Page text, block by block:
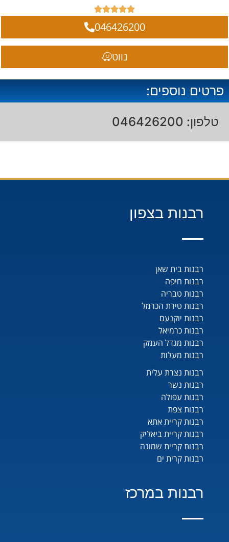





046426200
נווט
פרטים נוספים:
טלפון: 046426200
רבנות בצפון
רבנות בית שאן
רבנות חיפה
רבנות טבריה
רבנות טירת הכרמל
רבנות יוקנעם
רבנות כרמיאל
רבנות מגדל העמק
רבנות מעלות
רבנות נצרת עלית
רבנות נשר
רבנות עפולה
רבנות צפת
רבנות קריית אתא
רבנות קריית ביאליק
רבנות קריית שמונה
רבנות קרית ים
רבנות במרכז